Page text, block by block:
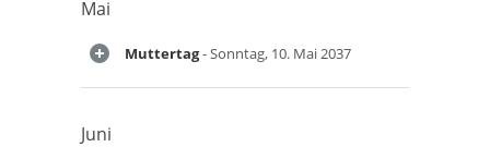
Mai
Muttertag- Sonntag, 10. Mai 2037
Juni